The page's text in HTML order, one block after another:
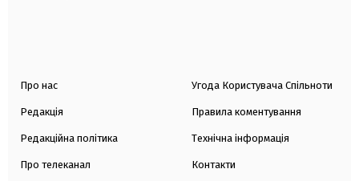
Про нас
Редакція
Редакційна політика
Про телеканал
Угода Користувача Спільноти
Правила коментування
Технічна інформація
Контакти